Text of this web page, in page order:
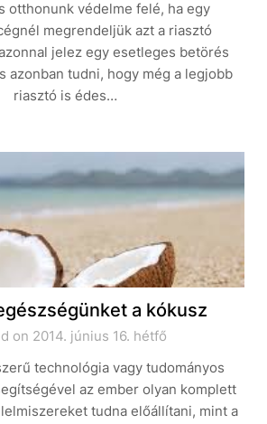
otthonunk védelme felé, ha egy
megrendeljük azt a riasztó
jelez egy esetleges betörés
azonban tudni, hogy még a legjobb
riasztó is édes…
a kókusz
on 2014. június 16. hétfő
technológia vagy tudományos
az ember olyan komplett
tudna előállítani, mint a